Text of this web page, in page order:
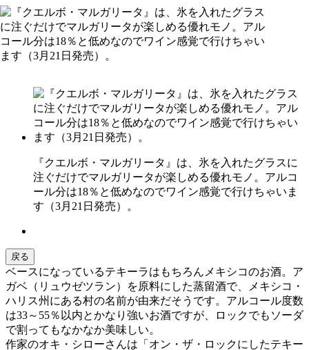
『クエルボ・マルガリータ』は、氷を入れたグラスに
注ぐだけでマルガリータが楽しめる優れモノ。アルコ
ール分は18％と低めなのでワイン感覚で行けちゃいま
す（3月21日発売）。
戻る
ベースになっているテキーラはもちろんメキシコのお酒。ア
ガベ（リュウゼツラン）を原料にした蒸留酒で、メキシコ・
ハリス州にある村の名前が由来だそうです。アルコール度数
は33～55％以内とかなり強いお酒ですが、ロックでもソーダ
で割ってもなかなか美味しい。
作家のオキ・シローさんは「オン・ザ・ロックにしたテキー